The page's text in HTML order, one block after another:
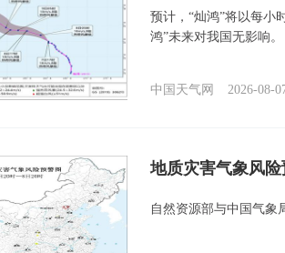
预计，“灿鸿”将以每小
鸿”未来对我国无影响。
中国天气网 2026-08-
地质灾害气象风
自然资源部与中国气象